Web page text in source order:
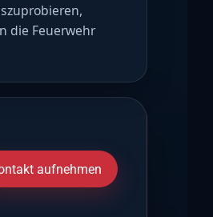
die Feuerwehr
aufnehmen